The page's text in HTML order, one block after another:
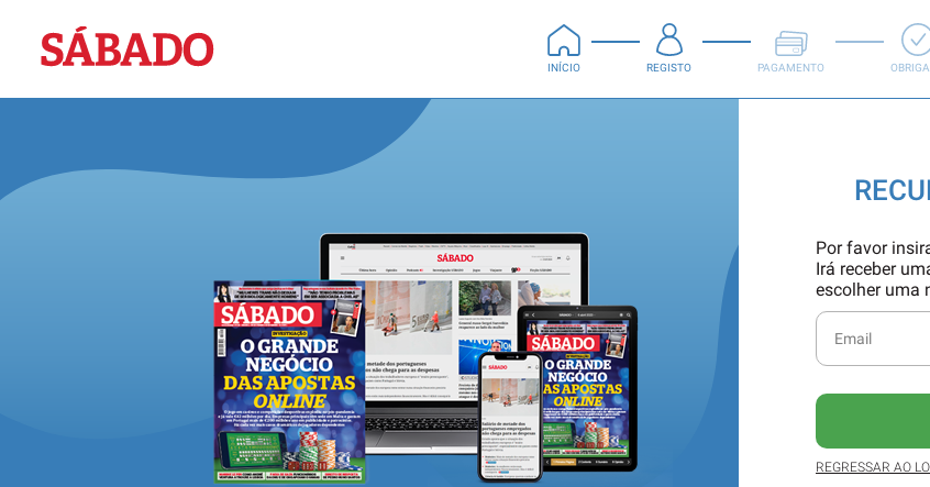
Sábado
INÍCIO REGISTO PAGAMENTO
Por favor
Irá receber
escolher uma
REGRESSAR AO